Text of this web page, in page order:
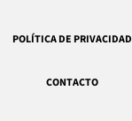
POLÍTICA DE PRIVACIDAD
CONTACTO